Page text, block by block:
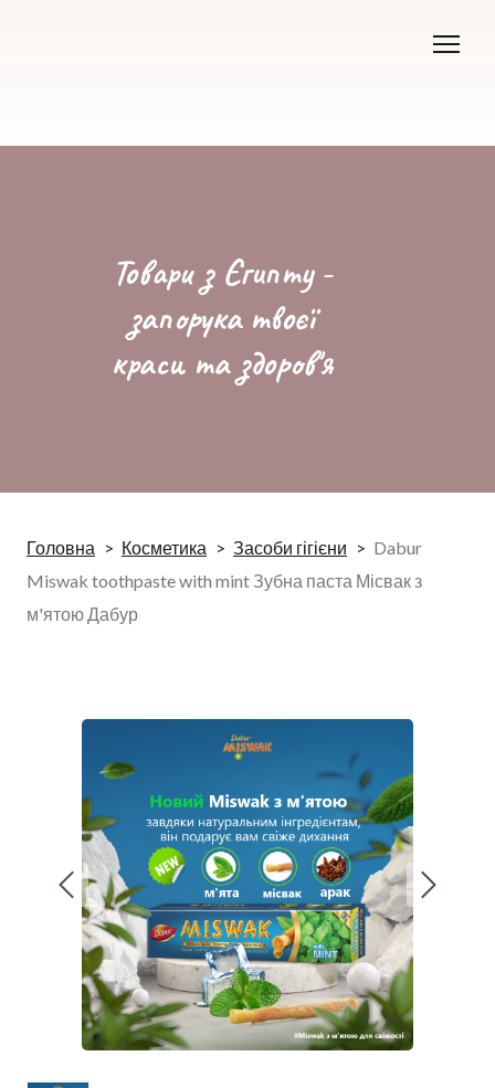
Товари з Єгипту -
запорука твоєї
краси та здоров'я
Головна Косметика Засоби гігієни
Dabur
Miswak toothpaste with mint Зубна паста Місвак з
м'ятою Дабур